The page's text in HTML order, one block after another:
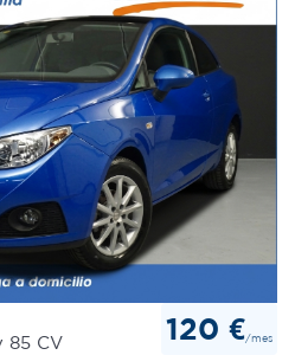
85 CV
120 €/mes